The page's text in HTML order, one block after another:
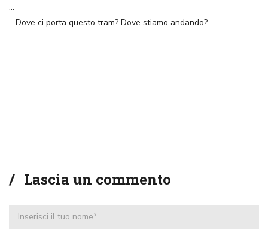
…
– Dove ci porta questo tram? Dove stiamo andando?
Lascia un commento